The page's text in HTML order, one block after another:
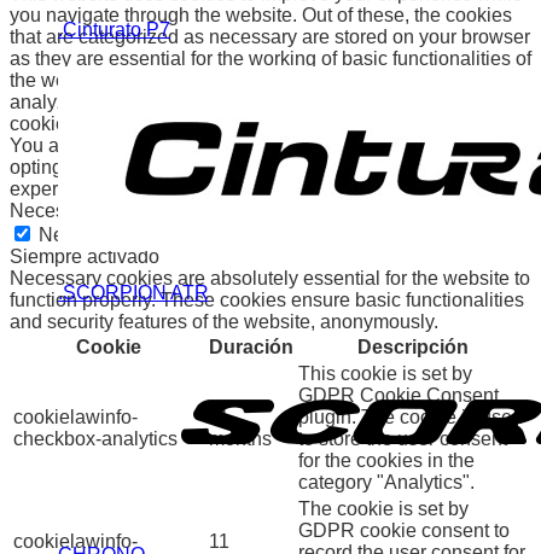
.Cinturato P7
.SCORPION ATR
you navigate through the website. Out of these, the cookies
that are categorized as necessary are stored on your browser
as they are essential for the working of basic functionalities of
the website. We also use third-party cookies that help us
analyze and understand how you use this website. These
cookies will be stored in your browser only with your consent.
You also have the option to opt-out of these cookies. But
opting out of some of these cookies may affect your browsing
experience.
Necessary
Necessary
Siempre activado
Necessary cookies are absolutely essential for the website to
function properly. These cookies ensure basic functionalities
and security features of the website, anonymously.
Cookie
Duración Descripción
cookielawinfo-
checkbox-analytics
11
months
This cookie is set by
GDPR Cookie Consent
plugin. The cookie is used
to store the user consent
for the cookies in the
category "Analytics".
cookielawinfo-
11
The cookie is set by
GDPR cookie consent to